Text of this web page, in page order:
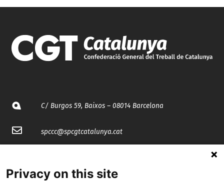
C/ Burgos 59, Baixos – 08014 Barcelona
spccc@spcgtcatalunya.cat
Privacy on this site